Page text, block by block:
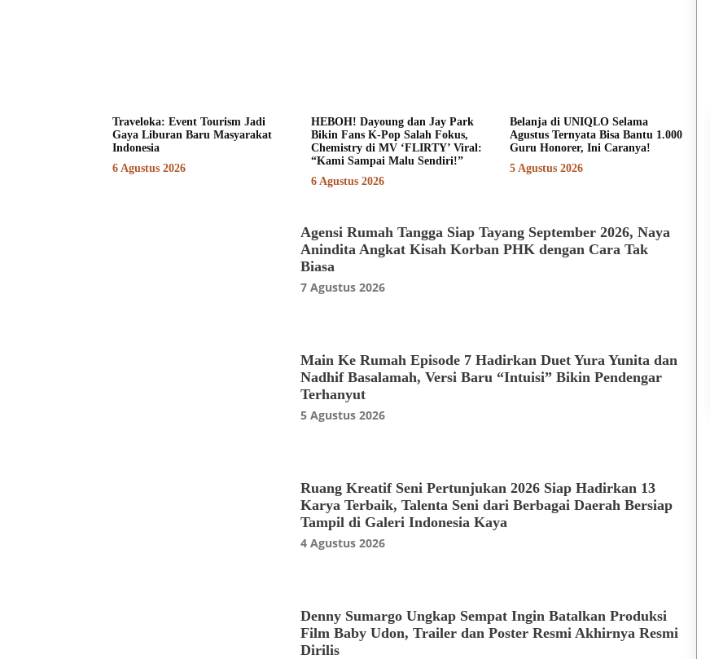
Traveloka: Event Tourism Jadi
Gaya Liburan Baru Masyarakat
Indonesia
6 Agustus 2026
HEBOH! Dayoung dan Jay Park
Bikin Fans K-Pop Salah Fokus,
Chemistry di MV ‘FLIRTY’ Viral:
“Kami Sampai Malu Sendiri!”
6 Agustus 2026
Belanja di UNIQLO Selama
Agustus Ternyata Bisa Bantu 1.000
Guru Honorer, Ini Caranya!
5 Agustus 2026
Agensi Rumah Tangga Siap Tayang September 2026, Naya
Anindita Angkat Kisah Korban PHK dengan Cara Tak
Biasa
7 Agustus 2026
Main Ke Rumah Episode 7 Hadirkan Duet Yura Yunita dan
Nadhif Basalamah, Versi Baru “Intuisi” Bikin Pendengar
Terhanyut
5 Agustus 2026
Ruang Kreatif Seni Pertunjukan 2026 Siap Hadirkan 13
Karya Terbaik, Talenta Seni dari Berbagai Daerah Bersiap
Tampil di Galeri Indonesia Kaya
4 Agustus 2026
Denny Sumargo Ungkap Sempat Ingin Batalkan Produksi
Film Baby Udon, Trailer dan Poster Resmi Akhirnya Resmi
Dirilis